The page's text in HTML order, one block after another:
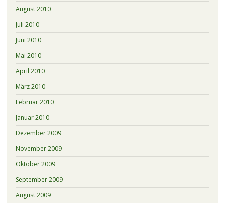
August 2010
Juli 2010
Juni 2010
Mai 2010
April 2010
März 2010
Februar 2010
Januar 2010
Dezember 2009
November 2009
Oktober 2009
September 2009
August 2009